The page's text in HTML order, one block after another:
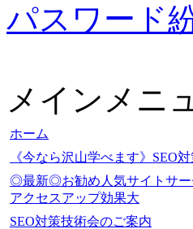
パスワード
メインメニ
ホーム
《今なら沢山学べま
◎最新◎お勧め
アクセスアップ効果大
SEO対策技術会のご案内